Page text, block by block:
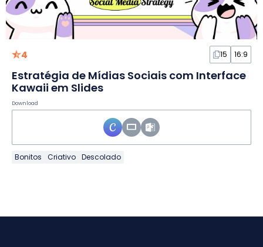
4 15 16:9
Estratégia de Mídias Sociais com Interface
Kawaii em Slides
Download
Bonitos Criativo Descolado